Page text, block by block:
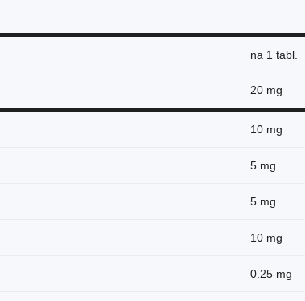
na 1 tabl.
20 mg
10 mg
5 mg
5 mg
10 mg
0.25 mg